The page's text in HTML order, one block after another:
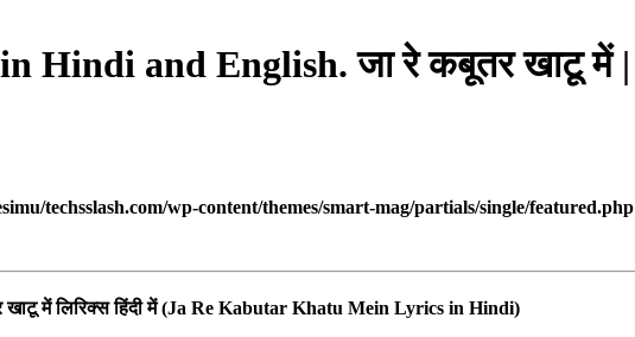
Hindi and English. जा रे कबूतर खाटू में |
techsslash.com/wp-content/themes/smart-mag/partials/single/featured.php
खाटू में लिरिक्स हिंदी में (Ja Re Kabutar Khatu Mein Lyrics in Hindi)